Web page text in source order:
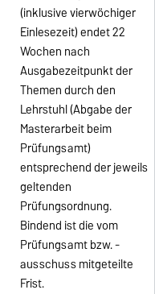
(inklusive vierwöchiger
Einlesezeit) endet 22
Wochen nach
Ausgabezeitpunkt der
Themen durch den
Lehrstuhl (Abgabe der
Masterarbeit beim
Prüfungsamt)
entsprechend der jeweils
geltenden
Prüfungsordnung.
Bindend ist die vom
Prüfungsamt bzw. -
ausschuss mitgeteilte
Frist.